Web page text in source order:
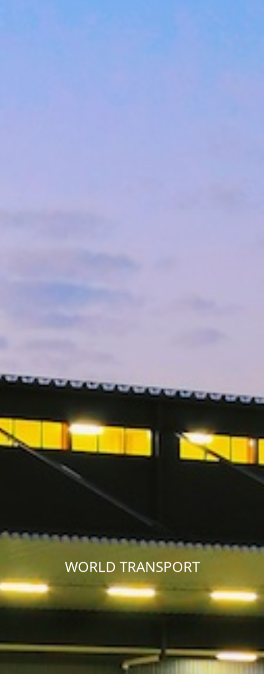
WORLD TRANSPORT